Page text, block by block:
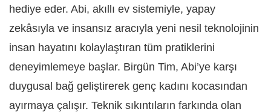
hediye eder. Abi, akıllı ev sistemiyle, yapay
zekâsıyla ve insansız aracıyla yeni nesil teknolojinin
insan hayatını kolaylaştıran tüm pratiklerini
deneyimlemeye başlar. Birgün Tim, Abi’ye karşı
duygusal bağ geliştirerek genç kadını kocasından
ayırmaya çalışır. Teknik sıkıntıların farkında olan